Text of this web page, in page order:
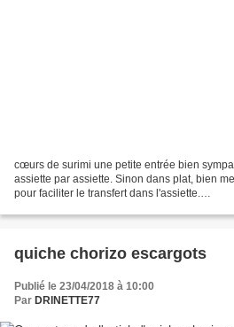
cœurs de surimi une petite entrée bien
assiette par assiette. Sinon dans plat, bien
pour faciliter le transfert dans l'assiette.
quiche chorizo escargots
Publié le 23/04/2018 à 10:00
Par DRINETTE77